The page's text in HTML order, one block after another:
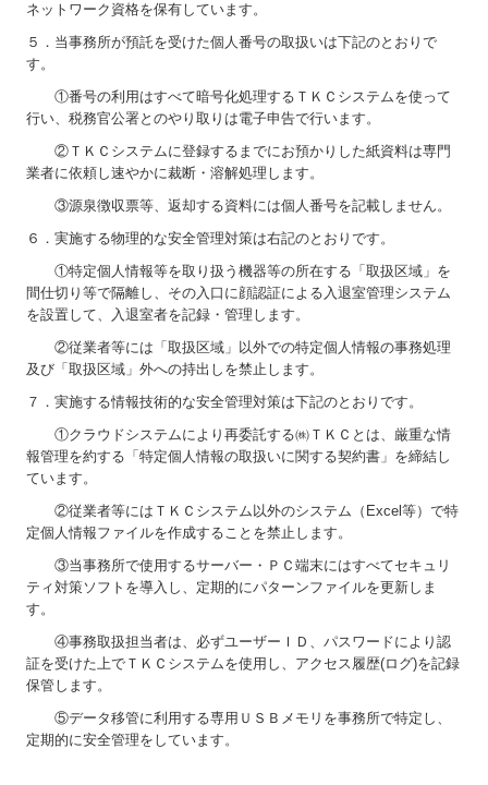
ネットワーク資格を保有しています。
５．当事務所が預託を受けた個人番号の取扱いは下記のとおりで
す。
①番号の利用はすべて暗号化処理するＴＫＣシステムを使って
行い、税務官公署とのやり取りは電子申告で行います。
②ＴＫＣシステムに登録するまでにお預かりした紙資料は専門
業者に依頼し速やかに裁断・溶解処理します。
③源泉徴収票等、返却する資料には個人番号を記載しません。
６．実施する物理的な安全管理対策は右記のとおりです。
①特定個人情報等を取り扱う機器等の所在する「取扱区域」を
間仕切り等で隔離し、その入口に顔認証による入退室管理システム
を設置して、入退室者を記録・管理します。
②従業者等には「取扱区域」以外での特定個人情報の事務処理
及び「取扱区域」外への持出しを禁止します。
７．実施する情報技術的な安全管理対策は下記のとおりです。
①クラウドシステムにより再委託する㈱ＴＫＣとは、厳重な情
報管理を約する「特定個人情報の取扱いに関する契約書」を締結し
ています。
②従業者等にはＴＫＣシステム以外のシステム（Excel等）で特
定個人情報ファイルを作成することを禁止します。
③当事務所で使用するサーバー・ＰＣ端末にはすべてセキュリ
ティ対策ソフトを導入し、定期的にパターンファイルを更新しま
す。
④事務取扱担当者は、必ずユーザーＩＤ、パスワードにより認
証を受けた上でＴＫＣシステムを使用し、アクセス履歴(ログ)を記録
保管します。
⑤データ移管に利用する専用ＵＳＢメモリを事務所で特定し、
定期的に安全管理をしています。